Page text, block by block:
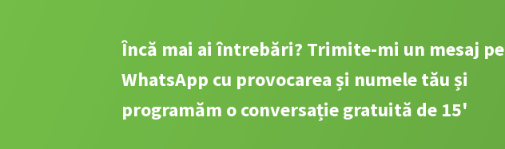
Încă mai ai întrebări? Trimite-mi un mesaj pe
WhatsApp cu provocarea și numele tău și
programăm o conversație gratuită de 15'